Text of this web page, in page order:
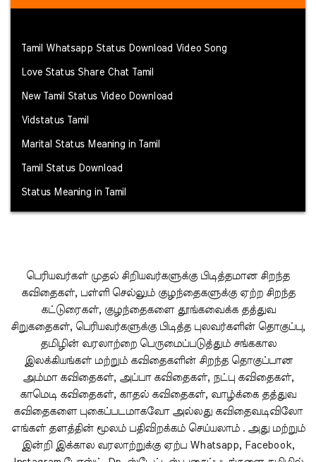
Tamil Whatsapp Status Download Video Song
Love Status Share Chat Tamil
New Tamil Status Video Download
Vidstatus Tamil
Marital Status Meaning in Tamil
Tamil Status Download
Status Meaning in Tamil
பெரியவர்கள் முதல் சிறியவர்களுக்கு பிடித்தமான சிறந்த
கவிதைகள், பள்ளி செல்லும் குழந்தைகளுக்கு ஏற்ற சிறந்த
கட்டுரைகள், குழந்தைகளை தூங்கவைக்க தத்துவ
சிறுகதைகள், பெரியவர்களுக்கு பிடித்த புலவர்களின் தொகுப்பு,
தமிழின் வரலாற்றை பெருமைப்படுத்தும் சங்ககால
இலக்கியங்கள் மற்றும் கவிதைகளின் சிறந்த தொகுப்பான
அம்மா கவிதைகள், அப்பா கவிதைகள், நட்பு கவிதைகள்,
காமெடி கவிதைகள், காதல் கவிதைகள், வாழ்க்கை தத்துவ
கவிதைகளை புகைப்படமாகவோ அல்லது கவிதைவடிவிலோ
எங்கள் தளத்தின் மூலம் பதிவிறக்கம் செய்யலாம் . அது மற்றும்
இன்றி இக்கால வரலாற்றுக்கு ஏற்ப Whatsapp, Facebook,